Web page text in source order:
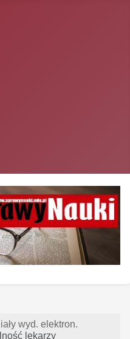
wyd. elektron.
lekarzy